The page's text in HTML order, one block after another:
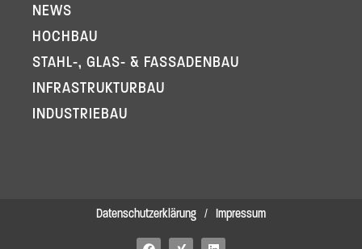
NEWS
HOCHBAU
STAHL-, GLAS- & FASSADENBAU
INFRA­STRUKTURBAU
INDUSTRIEBAU
Datenschutzerklärung / Impressum
F
X
L